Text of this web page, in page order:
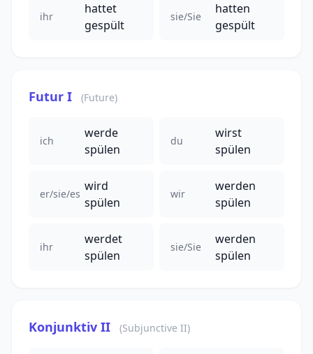
ihr
hattet
gespült
sie/Sie
hatten
gespült
Futur I (Future)
ich
werde
spülen
du
wirst
spülen
er/sie/es
wird
spülen
wir
werden
spülen
ihr
werdet
spülen
sie/Sie
werden
spülen
Konjunktiv II (Subjunctive II)